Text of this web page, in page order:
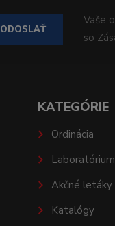
ODOSLAŤ
Vaše
so
KATEGÓRIE
Ordinácia
Laboratórium
Akčné letáky
Katalógy